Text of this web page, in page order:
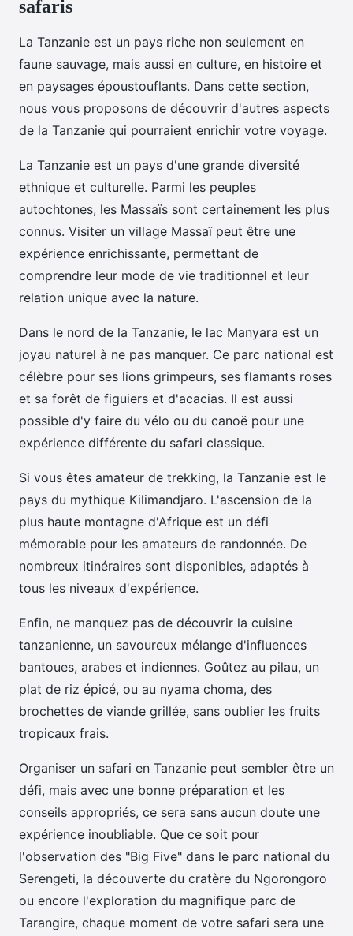
safaris
La Tanzanie est un pays riche non seulement en
faune sauvage, mais aussi en culture, en histoire et
en paysages époustouflants. Dans cette section,
nous vous proposons de découvrir d'autres aspects
de la Tanzanie qui pourraient enrichir votre voyage.
La Tanzanie est un pays d'une grande diversité
ethnique et culturelle. Parmi les peuples
autochtones, les Massaïs sont certainement les plus
connus. Visiter un village Massaï peut être une
expérience enrichissante, permettant de
comprendre leur mode de vie traditionnel et leur
relation unique avec la nature.
Dans le nord de la Tanzanie, le lac Manyara est un
joyau naturel à ne pas manquer. Ce parc national est
célèbre pour ses lions grimpeurs, ses flamants roses
et sa forêt de figuiers et d'acacias. Il est aussi
possible d'y faire du vélo ou du canoë pour une
expérience différente du safari classique.
Si vous êtes amateur de trekking, la Tanzanie est le
pays du mythique Kilimandjaro. L'ascension de la
plus haute montagne d'Afrique est un défi
mémorable pour les amateurs de randonnée. De
nombreux itinéraires sont disponibles, adaptés à
tous les niveaux d'expérience.
Enfin, ne manquez pas de découvrir la cuisine
tanzanienne, un savoureux mélange d'influences
bantoues, arabes et indiennes. Goûtez au pilau, un
plat de riz épicé, ou au nyama choma, des
brochettes de viande grillée, sans oublier les fruits
tropicaux frais.
Organiser un safari en Tanzanie peut sembler être un
défi, mais avec une bonne préparation et les
conseils appropriés, ce sera sans aucun doute une
expérience inoubliable. Que ce soit pour
l'observation des "Big Five" dans le parc national du
Serengeti, la découverte du cratère du Ngorongoro
ou encore l'exploration du magnifique parc de
Tarangire, chaque moment de votre safari sera une